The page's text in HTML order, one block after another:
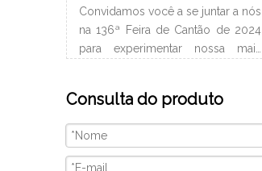
Convidamos você a se juntar a nós
na 136ª Feira de Cantão de 2024
para experimentar nossa mais
Estamos ansiosos para nos
conectar com profissionais da
indústria, construir novos
relacionamentos e compartilhar
Consulta do produto